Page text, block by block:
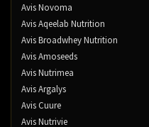
Avis Novoma
Avis Aqeelab Nutrition
Avis Broadwhey Nutrition
Avis Amoseeds
Avis Nutrimea
Avis Argalys
Avis Cuure
Avis Nutrivie